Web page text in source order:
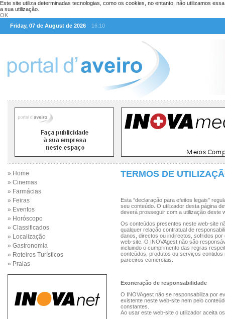
Este site utiliza determinadas tecnologias, como os cookies, no entanto, não utilizamos
a sua utilização.
OK
Friday, 07 de August de 2026
16:10
» Home
» Cinemas
» Farmácias
» Feiras
» Eventos
» Horóscopo
» Classificados
» Localização
» Gastronomia
» Roteiros Turísticos
» Praias
TERMOS DE
Esta “declaração para efeitos legais"
seu conteúdo. O utilizador desta página
deverá prosseguir com a utilização deste
Os conteúdos presentes neste web-site
qualquer relação contratual de
danos, directos ou indirectos, sofridos
web-site. O INOVAgest não são
incluindo o cumprimento das regras
conteúdos, produtos ou serviços
parceiros comerciais.
Exoneração de responsabilidade
O INOVAgest não se responsabiliza por
existente neste web-site nem pelo
constantes.
Ao usar este web-site o utilizador aceita